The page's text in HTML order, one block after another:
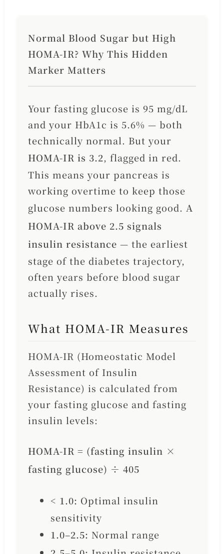
Normal Blood Sugar but High
HOMA-IR? Why This Hidden
Marker Matters
Your fasting glucose is 95 mg/dL
and your HbA1c is 5.6% — both
technically normal. But your
HOMA-IR is 3.2, flagged in red.
This means your pancreas is
working overtime to keep those
glucose numbers looking good. A
HOMA-IR above 2.5 signals
insulin resistance — the earliest
stage of the diabetes trajectory,
often years before blood sugar
actually rises.
What HOMA-IR Measures
HOMA-IR (Homeostatic Model
Assessment of Insulin
Resistance) is calculated from
your fasting glucose and fasting
insulin levels:
HOMA-IR = (fasting insulin ×
fasting glucose) ÷ 405
< 1.0: Optimal insulin
sensitivity
1.0–2.5: Normal range